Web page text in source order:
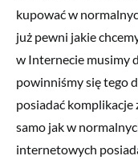
kupować w
już pewni jakie
w Internecie musimy
powinniśmy się tego
posiadać komplikacje
samo jak w
internetowych